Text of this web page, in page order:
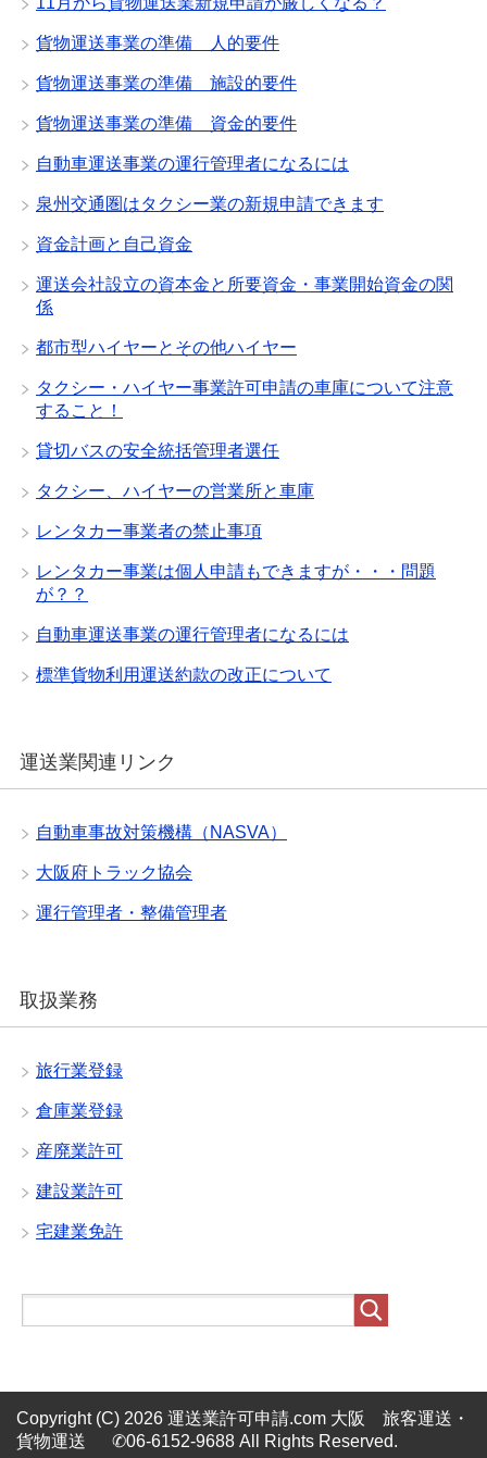
貨物運送事業の準備 人的要件
貨物運送事業の準備 施設的要件
貨物運送事業の準備 資金的要件
自動車運送事業の運行管理者になるには
泉州交通圏はタクシー業の新規申請できます
資金計画と自己資金
運送会社設立の資本金と所要資金・事業開始資金の関
係
都市型ハイヤーとその他ハイヤー
タクシー・ハイヤー事業許可申請の車庫について注意
すること！
貸切バスの安全統括管理者選任
タクシー、ハイヤーの営業所と車庫
レンタカー事業者の禁止事項
レンタカー事業は個人申請もできますが・・・問題
が？？
自動車運送事業の運行管理者になるには
標準貨物利用運送約款の改正について
運送業関連リンク
自動車事故対策機構（NASVA）
大阪府トラック協会
運行管理者・整備管理者
取扱業務
旅行業登録
倉庫業登録
産廃業許可
建設業許可
宅建業免許
Copyright (C) 2026 運送業許可申請.com 大阪 旅客運送・
貨物運送 ✆06-6152-9688 All Rights Reserved.